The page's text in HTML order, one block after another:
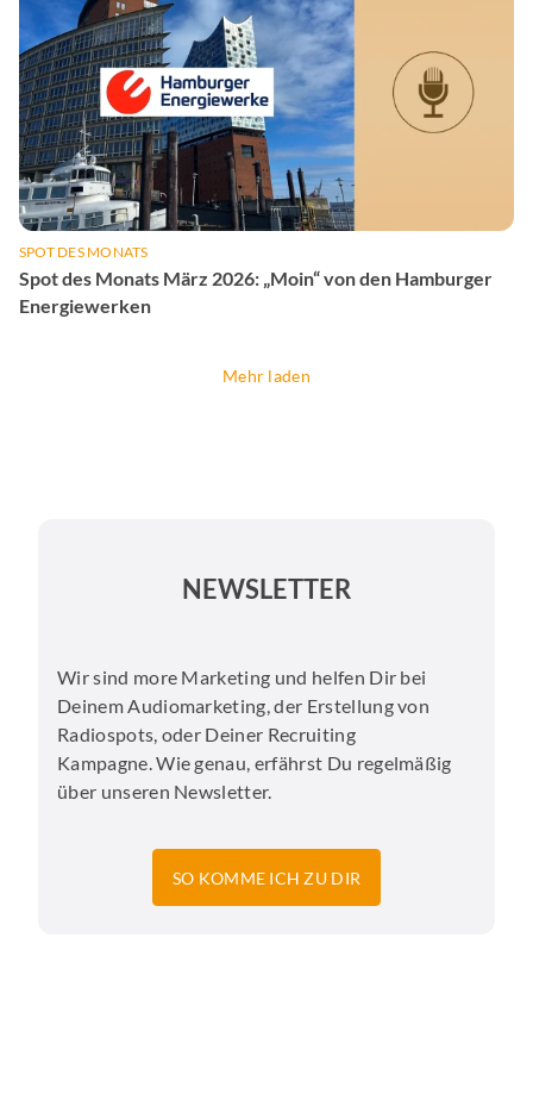
SPOT DES MONATS
Spot des Monats März 2026: „Moin“ von den Hamburger
Energiewerken
Mehr laden
NEWSLETTER
Wir sind more Marketing und helfen Dir bei
Deinem Audiomarketing, der Erstellung von
Radiospots, oder Deiner Recruiting
Kampagne. Wie genau, erfährst Du regelmäßig
über unseren Newsletter.
SO KOMME ICH ZU DIR